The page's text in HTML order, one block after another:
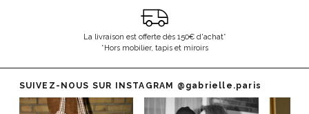
La livraison est offerte dès 150€ d'achat*
*Hors mobilier, tapis et miroirs
SUIVEZ-NOUS SUR INSTAGRAM @gabrielle.paris